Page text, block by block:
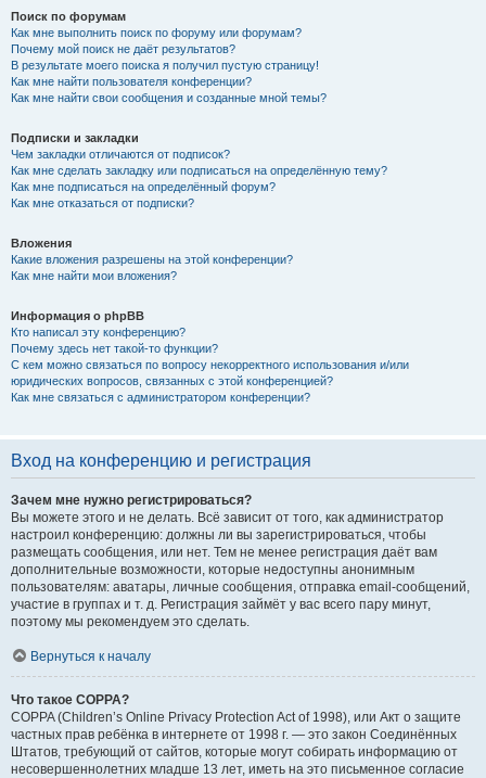
Поиск по форумам
Как мне выполнить поиск по форуму или форумам?
Почему мой поиск не даёт результатов?
В результате моего поиска я получил пустую страницу!
Как мне найти пользователя конференции?
Как мне найти свои сообщения и созданные мной темы?
Подписки и закладки
Чем закладки отличаются от подписок?
Как мне сделать закладку или подписаться на определённую тему?
Как мне подписаться на определённый форум?
Как мне отказаться от подписки?
Вложения
Какие вложения разрешены на этой конференции?
Как мне найти мои вложения?
Информация о phpBB
Кто написал эту конференцию?
Почему здесь нет такой-то функции?
С кем можно связаться по вопросу некорректного использования и/или
юридических вопросов, связанных с этой конференцией?
Как мне связаться с администратором конференции?
Вход на конференцию и регистрация
Зачем мне нужно регистрироваться?
Вы можете этого и не делать. Всё зависит от того, как администратор
настроил конференцию: должны ли вы зарегистрироваться, чтобы
размещать сообщения, или нет. Тем не менее регистрация даёт вам
дополнительные возможности, которые недоступны анонимным
пользователям: аватары, личные сообщения, отправка email-сообщений,
участие в группах и т. д. Регистрация займёт у вас всего пару минут,
поэтому мы рекомендуем это сделать.
Вернуться к началу
Что такое COPPA?
COPPA (Children’s Online Privacy Protection Act of 1998), или Акт о защите
частных прав ребёнка в интернете от 1998 г. — это закон Соединённых
Штатов, требующий от сайтов, которые могут собирать информацию от
несовершеннолетних младше 13 лет, иметь на это письменное согласие